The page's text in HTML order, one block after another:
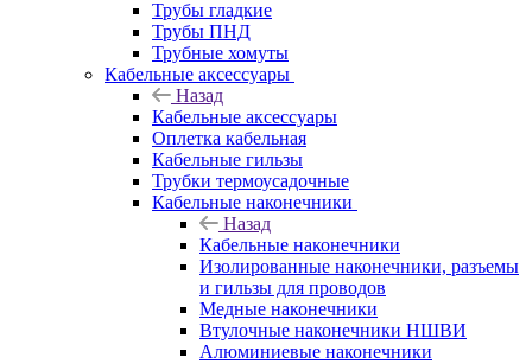
Трубы гладкие
Трубы ПНД
Трубные хомуты
Кабельные аксессуары
Назад
Кабельные аксессуары
Оплетка кабельная
Кабельные гильзы
Трубки термоусадочные
Кабельные наконечники
Назад
Кабельные наконечники
Изолированные наконечники, разъемы
и гильзы для проводов
Медные наконечники
Втулочные наконечники НШВИ
Алюминиевые наконечники